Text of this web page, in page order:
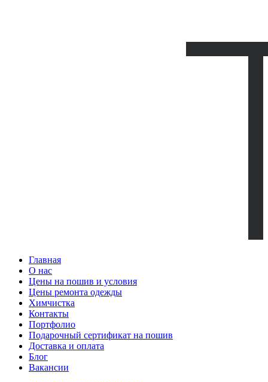
Главная
О нас
Цены на пошив и условия
Цены ремонта одежды
Химчистка
Контакты
Портфолио
Подарочный сертификат на пошив
Доставка и оплата
Блог
Вакансии